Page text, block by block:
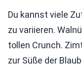
Du kannst viele
zu variieren.
tollen Crunch.
zur Süße der